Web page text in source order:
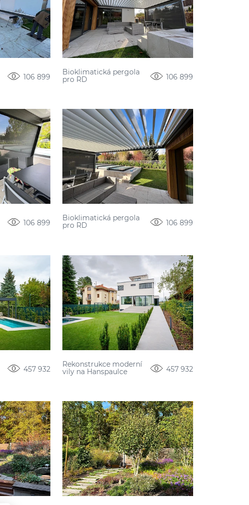
106 899
Bioklimatická pergola
pro RD
106 899
106 899
Bioklimatická pergola
pro RD
106 899
457 932
Rekonstrukce moderní
vily na Hanspaulce
457 932